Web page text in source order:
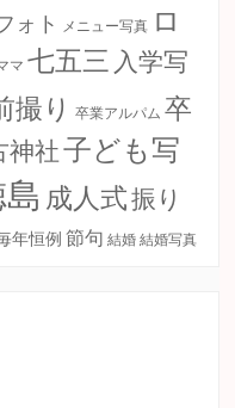
ォト メニュー写真 ロ
マ 七五三 入学写
撮り 卒業アルパム 卒
神社子ども写
成人式振り
年恒例 節句 結婚 結婚写真